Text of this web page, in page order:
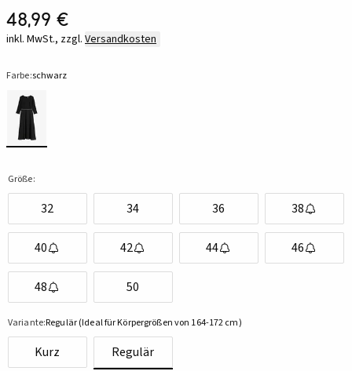
48,99 €
inkl. MwSt., zzgl. Versandkosten
Farbe:schwarz
Größe:
32 34 36 38
40 42 44 46
48 50
Variante:Regulär (Ideal für Körpergrößen von 164-172 cm)
Kurz Regulär